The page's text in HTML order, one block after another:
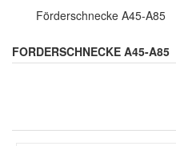
Förderschnecke A45-A85
FÖRDERSCHNECKE A45-A85